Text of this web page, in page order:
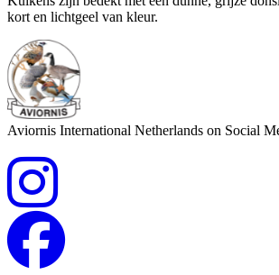
kort en lichtgeel van kleur.
Aviornis International Netherlands on Social